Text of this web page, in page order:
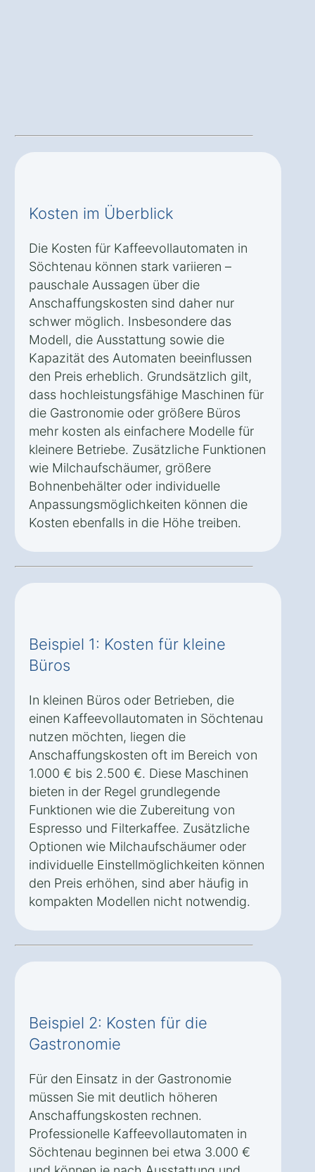
Kosten im Überblick
Die Kosten für Kaffeevollautomaten in
Söchtenau können stark variieren –
pauschale Aussagen über die
Anschaffungskosten sind daher nur
schwer möglich. Insbesondere das
Modell, die Ausstattung sowie die
Kapazität des Automaten beeinflussen
den Preis erheblich. Grundsätzlich gilt,
dass hochleistungsfähige Maschinen für
die Gastronomie oder größere Büros
mehr kosten als einfachere Modelle für
kleinere Betriebe. Zusätzliche Funktionen
wie Milchaufschäumer, größere
Bohnenbehälter oder individuelle
Anpassungsmöglichkeiten können die
Kosten ebenfalls in die Höhe treiben.
Beispiel 1: Kosten für kleine
Büros
In kleinen Büros oder Betrieben, die
einen Kaffeevollautomaten in Söchtenau
nutzen möchten, liegen die
Anschaffungskosten oft im Bereich von
1.000 € bis 2.500 €. Diese Maschinen
bieten in der Regel grundlegende
Funktionen wie die Zubereitung von
Espresso und Filterkaffee. Zusätzliche
Optionen wie Milchaufschäumer oder
individuelle Einstellmöglichkeiten können
den Preis erhöhen, sind aber häufig in
kompakten Modellen nicht notwendig.
Beispiel 2: Kosten für die
Gastronomie
Für den Einsatz in der Gastronomie
müssen Sie mit deutlich höheren
Anschaffungskosten rechnen.
Professionelle Kaffeevollautomaten in
Söchtenau beginnen bei etwa 3.000 €